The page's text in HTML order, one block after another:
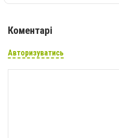
Коментарі
Авторизуватись